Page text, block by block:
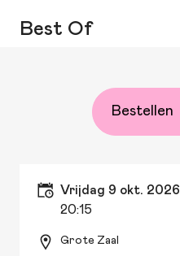
Best Of
Bestellen
vrijdag 9 okt. 2026
20:15
Grote Zaal